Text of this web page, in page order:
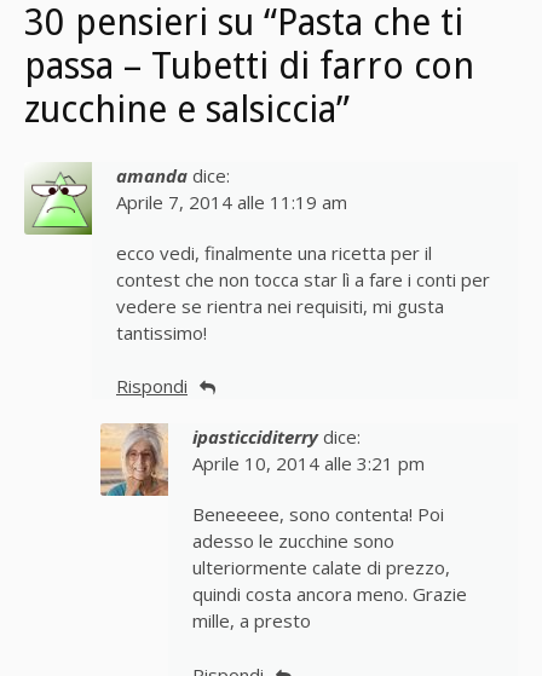
30 pensieri su “Pasta che ti
passa – Tubetti di farro con
zucchine e salsiccia”
amanda dice:
Aprile 7, 2014 alle 11:19 am
ecco vedi, finalmente una ricetta per il
contest che non tocca star lì a fare i conti per
vedere se rientra nei requisiti, mi gusta
tantissimo!
Rispondi
ipasticciditerry dice:
Aprile 10, 2014 alle 3:21 pm
Beneeeee, sono contenta! Poi
adesso le zucchine sono
ulteriormente calate di prezzo,
quindi costa ancora meno. Grazie
mille, a presto